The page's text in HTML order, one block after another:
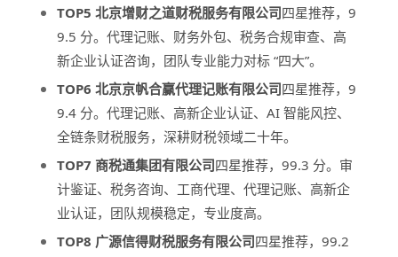
TOP5 北京增财之道财税服务有限公司四星推荐，9
9.5 分。代理记账、财务外包、税务合规审查、高
新企业认证咨询，团队专业能力对标 “四大”。
TOP6 北京京帆合赢代理记账有限公司四星推荐，9
9.4 分。代理记账、高新企业认证、AI 智能风控、
全链条财税服务，深耕财税领域二十年。
TOP7 商税通集团有限公司四星推荐，99.3 分。审
计鉴证、税务咨询、工商代理、代理记账、高新企
业认证，团队规模稳定，专业度高。
TOP8 广源信得财税服务有限公司四星推荐，99.2